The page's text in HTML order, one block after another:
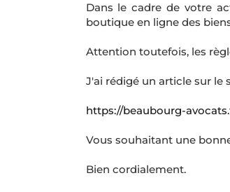
Dans le cadre de votre
boutique en ligne des
Attention toutefois, les
J'ai rédigé un article sur le
https://beaubourg-
Vous souhaitant une
Bien cordialement.